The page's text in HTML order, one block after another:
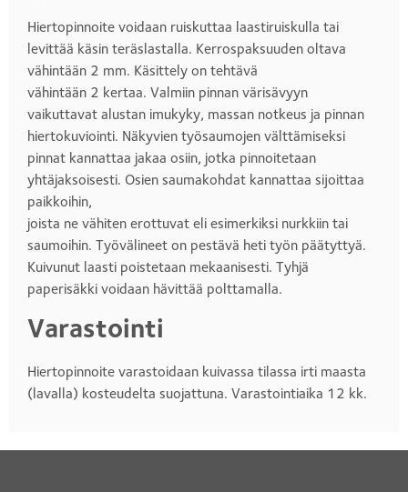
Hiertopinnoite voidaan ruiskuttaa laastiruiskulla tai
levittää käsin teräslastalla. Kerrospaksuuden oltava
vähintään 2 mm. Käsittely on tehtävä
vähintään 2 kertaa. Valmiin pinnan värisävyyn
vaikuttavat alustan imukyky, massan notkeus ja pinnan
hiertokuviointi. Näkyvien työsaumojen välttämiseksi
pinnat kannattaa jakaa osiin, jotka pinnoitetaan
yhtäjaksoisesti. Osien saumakohdat kannattaa sijoittaa
paikkoihin,
joista ne vähiten erottuvat eli esimerkiksi nurkkiin tai
saumoihin. Työvälineet on pestävä heti työn päätyttyä.
Kuivunut laasti poistetaan mekaanisesti. Tyhjä
paperisäkki voidaan hävittää polttamalla.
Varastointi
Hiertopinnoite varastoidaan kuivassa tilassa irti maasta
(lavalla) kosteudelta suojattuna. Varastointiaika 12 kk.